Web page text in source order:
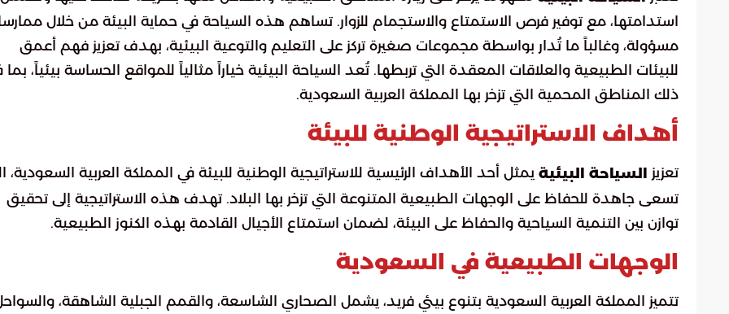
استدامتها، مع توفير فرص الاستمتاع والاستجمام للزوار. تساهم هذه السياحة في حماية البيئة من خلال
مسؤولة، وغالباً ما تُدار بواسطة مجموعات صغيرة تركز على التعليم والتوعية البيئية، بهدف تعزيز فهم أعمق
للبيئات الطبيعية والعلاقات المعقدة التي تربطها. تُعد السياحة البيئية خياراً مثالياً للمواقع الحساسة بيئياً، بما
ذلك المناطق المحمية التي تزخر بها المملكة العربية السعودية.
أهداف الاستراتيجية الوطنية للبيئة
تعزيز السياحة البيئية يمثل أحد الأهداف الرئيسية للاستراتيجية الوطنية للبيئة في المملكة العربية السعودية،
تسعى جاهدة للحفاظ على الوجهات الطبيعية المتنوعة التي تزخر بها البلاد. تهدف هذه الاستراتيجية إلى تحقيق
توازن بين التنمية السياحية والحفاظ على البيئة، لضمان استمتاع الأجيال القادمة بهذه الكنوز الطبيعية.
الوجهات الطبيعية في السعودية
تتميز المملكة العربية السعودية بتنوع بيئي فريد، يشمل الصحاري الشاسعة، والقمم الجبلية الشاهقة،